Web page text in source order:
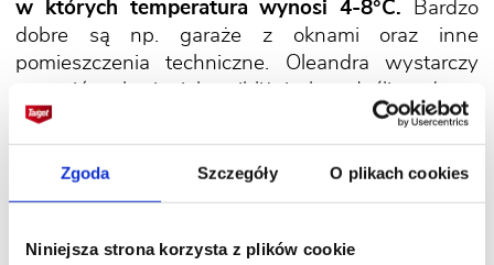
Zgoda Szczegóły O plikach cookies
Niniejsza strona korzysta z plików cookie
w których temperatura wynosi 4-8°C. Bardzo
dobre są np. garaże z oknami oraz inne
pomieszczenia techniczne. Oleandra wystarczy
ustawić w kącie, jak najbliżej okna. Jeśli w domu
jest nieogrzewany pokój, to także świetne miejsce
do zimowania oleandra.
(w zależności od odmiany). Jedna z najbardziej